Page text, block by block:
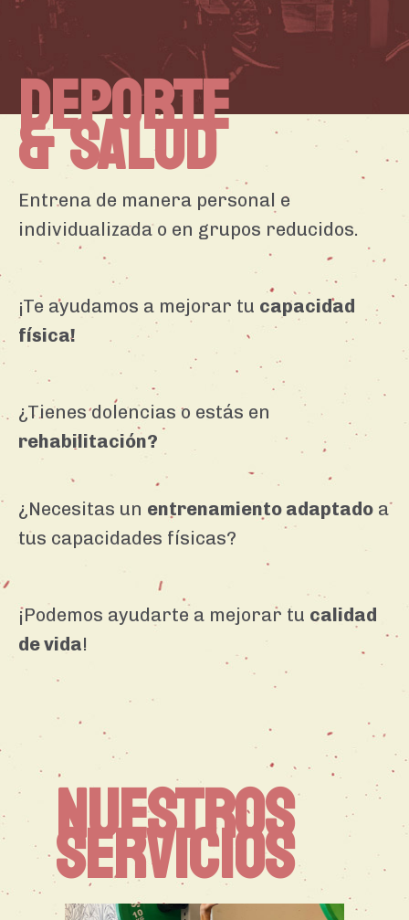
DEPORTE
& SALUD
Entrena de manera personal e
individualizada o en grupos reducidos.
¡Te ayudamos a mejorar tu capacidad
física!
¿Tienes dolencias o estás en
rehabilitación?
¿Necesitas un entrenamiento adaptado a
tus capacidades físicas?
¡Podemos ayudarte a mejorar tu calidad
de vida!
NUESTROS
SERVICIOS